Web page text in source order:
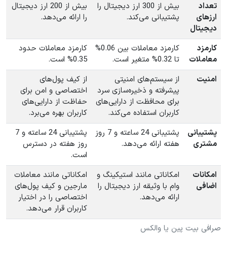
صرافی‌ بیت پین یا والکس
تعداد
ارزهای
دیجیتال
بیش از 300 ارز دیجیتال را
پشتیبانی می‌کند.
بیش از 200 ارز دیجیتال
را ارائه می‌دهد.
کارمزد
معاملات
کارمزد معاملات بین 0.06%
تا 0.32% متغیر است.
کارمزد معاملات حدود
0.35% است.
امنیت
از سیستم‌های امنیتی
پیشرفته و ذخیره‌سازی سرد
برای محافظت از دارایی‌های
کاربران استفاده می‌کند.
از کیف پول‌های
اختصاصی و امن برای
حفاظت از دارایی‌های
کاربران بهره می‌برد.
پشتیبانی
مشتری
پشتیبانی 24 ساعته و 7 روز
هفته ارائه می‌دهد.
پشتیبانی 24 ساعته و 7
روز هفته در دسترس
است.
امکانات
اضافی
امکاناتی مانند استیکینگ و
وام با وثیقه ارز دیجیتال را
ارائه می‌دهد.
امکاناتی مانند معاملات
مارجین و کیف پول‌های
اختصاصی را در اختیار
کاربران قرار می‌دهد.